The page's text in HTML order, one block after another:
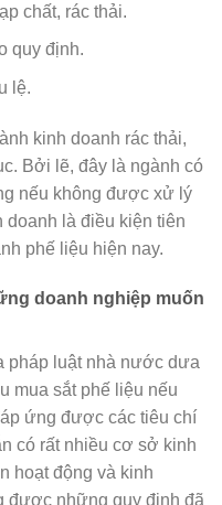
chất, rác thải.
quy định.
lệ.
kinh doanh rác thải,
Bởi lẽ, đây là ngành có
nếu không được xử lý
doanh là điều kiện tiên
phế liệu hiện nay.
doanh nghiệp muốn
pháp luật nhà nước dưa
mua sắt phế liệu nếu
ứng được các tiêu chí
có rất nhiều cơ sở kinh
hoạt động và kinh
được những quy định đã